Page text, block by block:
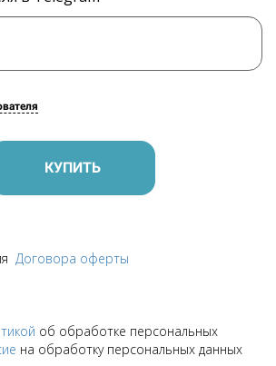
КУПИТЬ
Договора оферты
об обработке персональных
на обработку персональных данных